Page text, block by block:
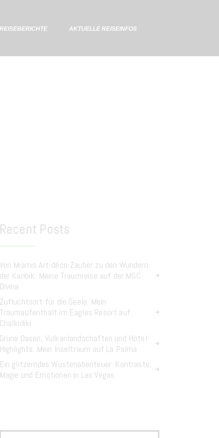
REISEBERICHTE AKTUELLE REISEINFOS
Recent Posts
Von Miamis Art-déco-Zauber zu den Wundern
der Karibik: Meine Traumreise auf der MSC
Divina
Zufluchtsort für die Seele: Mein
Traumaufenthalt im Eagles Resort auf
Chalkidiki
Grüne Oasen, Vulkanlandschaften und Hotel-
Highlights: Mein Inseltraum auf La Palma
Ein glitzerndes Wüstenabenteuer: Kontraste,
Magie und Emotionen in Las Vegas